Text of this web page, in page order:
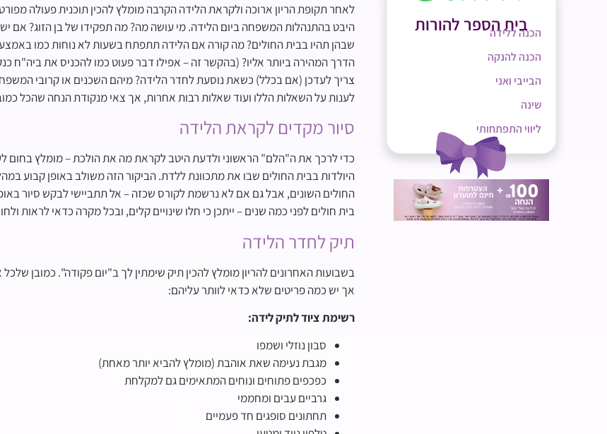
בית הספר להורות
הכנה ללידה
הכנה להנקה
הבייבי ואני
שינה
ליווי התפתחותי
לאחר תקופת הריון ארוכה ולקראת הלידה הקרבה מומלץ להכין תוכנית פעולה
היבט בהתנהלות המשפחה ביום הלידה. מי עושה מה? מה תפקידו של בן הזוג? אם
שבהן תהיו בבית החולים? מה קורה אם הלידה תתפתח בשעות לא נוחות כמו באמצע
צריך לעדכן (אם בכלל) כשאת נוסעת לחדר הלידה? מיהם השכנים או קרובי המשפחה
לענות על השאלות הללו ועוד שאלות רבות אחרות, אך צאי מנקודת הנחה שהכל
סיור מקדים לקראת הלידה
כדי לרכך את ה"הלם" הראשוני ולדעת היטב לקראת מה את הולכת – מומלץ בחום
היולדות בבית החולים שבו את מתכוונת ללדת. הביקור הזה משולב באופן קבוע
החולים השונים, אבל גם אם לא נרשמת לקורס שכזה – אל תתביישי לבקש סיור
בית חולים לפני כמה שנים – ייתכן כי חלו שינויים קלים, ובכל מקרה כדאי לראות
תיק לחדר הלידה
בשבועות האחרונים להריון מומלץ להכין תיק שימתין לך ב"יום פקודה". כמובן
אך יש כמה פריטים שלא כדאי לוותר עליהם:
רשימת ציוד לתיק לידה:
סבון נוזלי ושמפו
מגבת נעימה שאת אוהבת (מומלץ להביא יותר מאחת)
כפכפים פתוחים ונוחים המתאימים גם למקלחת
גרביים עבים ומחממי
תחתונים סופגים חד פעמיים